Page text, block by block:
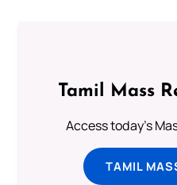
Tamil Mass
Access today's
TAMIL